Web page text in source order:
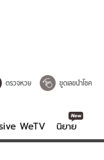
ตรวจหวย ขูดเลขนำโชค
WeTV นิยาย